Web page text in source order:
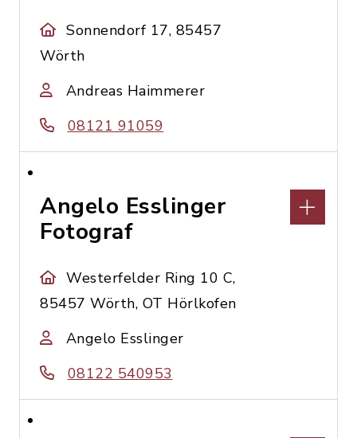
Sonnendorf 17, 85457
Wörth
Andreas Haimmerer
08121 91059
Angelo Esslinger
Fotograf
Westerfelder Ring 10 C,
85457 Wörth, OT Hörlkofen
Angelo Esslinger
08122 540953